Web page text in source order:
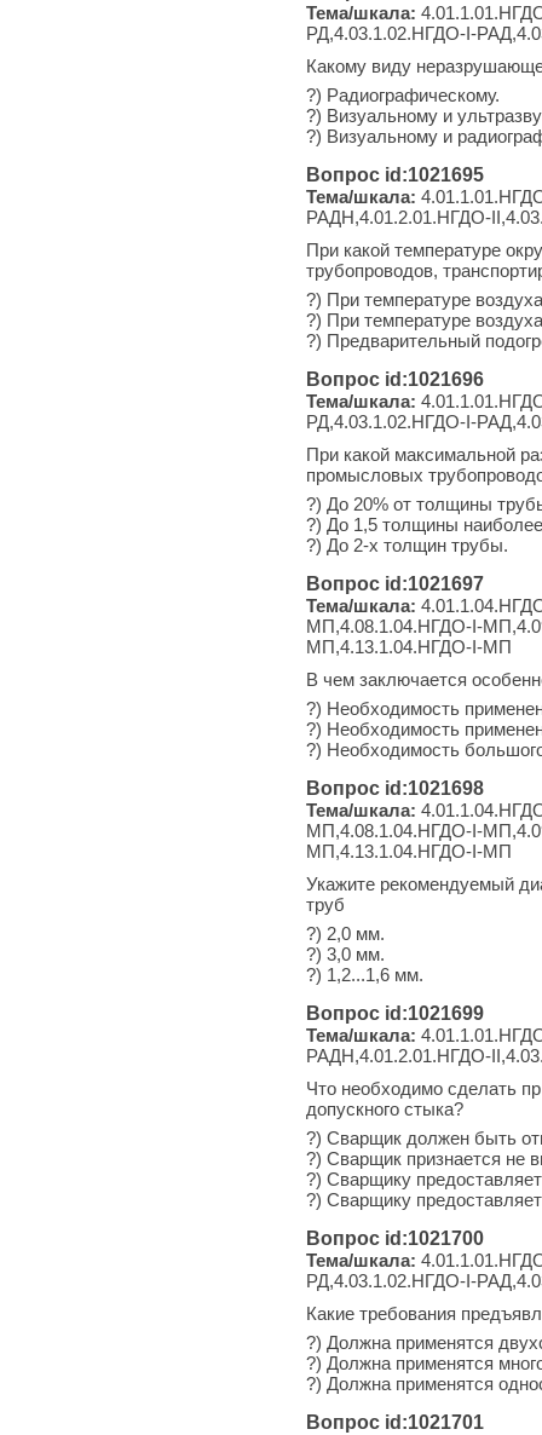
Тема/шкала:
РД,4.03.1.02.НГДО-I-
Какому виду
?) Радиографическому.
?) Визуальному и
?) Визуальному и
Вопрос id:1021695
Тема/шкала:
РАДН,4.01.2.01.НГДО-
При какой температуре
трубопроводов,
?) При температуре
?) При температуре
?) Предварительный
Вопрос id:1021696
Тема/шкала:
РД,4.03.1.02.НГДО-I-
При какой максимальной
промысловых
?) До 20% от толщины
?) До 1,5 толщины
?) До 2-х толщин трубы.
Вопрос id:1021697
Тема/шкала:
МП,4.08.1.04.НГДО-I-
МП,4.13.1.04.НГДО-I-МП
В чем заключается
?) Необходимость
?) Необходимость
?) Необходимость
Вопрос id:1021698
Тема/шкала:
МП,4.08.1.04.НГДО-I-
МП,4.13.1.04.НГДО-I-МП
Укажите рекомендуемый
труб
?) 2,0 мм.
?) 3,0 мм.
?) 1,2...1,6 мм.
Вопрос id:1021699
Тема/шкала:
РАДН,4.01.2.01.НГДО-
Что необходимо сделать
допускного стыка?
?) Сварщик должен быть
?) Сварщик признается не
?) Сварщику
?) Сварщику
Вопрос id:1021700
Тема/шкала:
РД,4.03.1.02.НГДО-I-
Какие требования
?) Должна применятся
?) Должна применятся
?) Должна применятся
Вопрос id:1021701